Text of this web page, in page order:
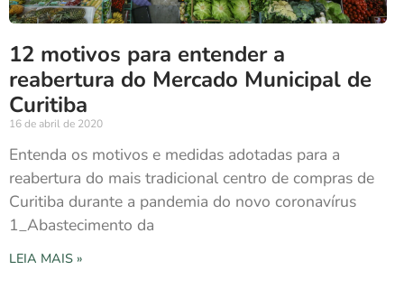
12 motivos para entender a
reabertura do Mercado Municipal de
Curitiba
16 de abril de 2020
Entenda os motivos e medidas adotadas para a
reabertura do mais tradicional centro de compras de
Curitiba durante a pandemia do novo coronavírus
1_Abastecimento da
LEIA MAIS »